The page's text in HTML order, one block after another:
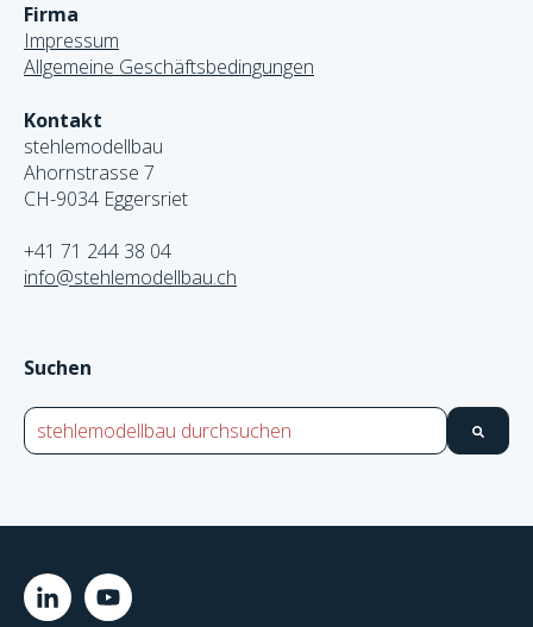
Firma
Impressum
Allgemeine Geschäftsbedingungen
Kontakt
stehlemodellbau
Ahornstrasse 7
CH-9034 Eggersriet
+41 71 244 38 04
info@stehlemodellbau.ch
Suchen
Dies ist ein Suchfeld mit einer automatischen